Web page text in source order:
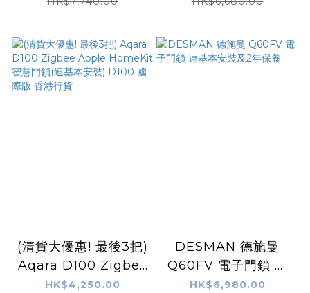
(清貨大優惠! 最後3把)
Aqara D100 Zigbee
Apple HomeKit 智
HK$4,250.00
DESMAN 德施曼
Q60FV 電子門鎖 連
基本安裝及2年保養
HK$6,980.00